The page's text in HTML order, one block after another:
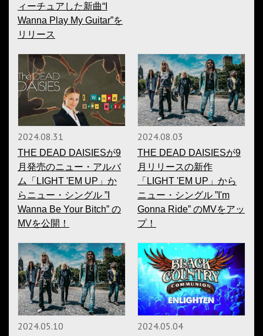
ィーチュアした新曲“I
Wanna Play My Guitar”を
リリース
2024.08.31
THE DEAD DAISIESが9
月発売のニュー・アルバ
ム「LIGHT 'EM UP」か
らニュー・シングル ”I
Wanna Be Your Bitch” の
MVを公開！
2024.08.03
THE DEAD DAISIESが9
月リリースの新作
「LIGHT 'EM UP」から
ニュー・シングル ”I'm
Gonna Ride” のMVをアッ
プ！
2024.05.10 2024.05.04